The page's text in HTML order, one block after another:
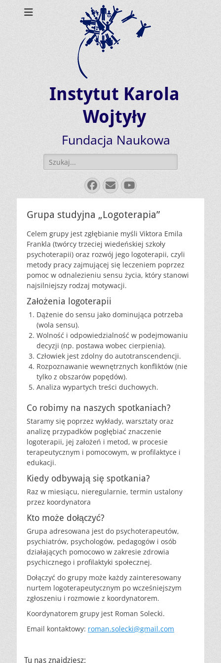
Instytut Karola
Wojtyły
Fundacja Naukowa
Szukaj:
Facebook
E-
mail
YouTube
Grupa studyjna „Logoterapia”
Celem grupy jest zgłębianie myśli Viktora Emila
Frankla (twórcy trzeciej wiedeńskiej szkoły
psychoterapii) oraz rozwój jego logoterapii, czyli
metody pracy zajmującej się leczeniem poprzez
pomoc w odnalezieniu sensu życia, który stanowi
najsilniejszy rodzaj motywacji.
Założenia logoterapii
Dążenie do sensu jako dominująca potrzeba
(wola sensu).
Wolność i odpowiedzialność w podejmowaniu
decyzji (np. postawa wobec cierpienia).
Człowiek jest zdolny do autotranscendencji.
Rozpoznawanie wewnętrznych konfliktów (nie
tylko z obszarów popędów).
Analiza wypartych treści duchowych.
Co robimy na naszych spotkaniach?
Staramy się poprzez wykłady, warsztaty oraz
analizę przypadków pogłębiać znaczenie
logoterapii, jej założeń i metod, w procesie
terapeutycznym i pomocowym, w profilaktyce i
edukacji.
Kiedy odbywają się spotkania?
Raz w miesiącu, nieregularnie, termin ustalony
przez koordynatora
Kto może dołączyć?
Grupa adresowana jest do psychoterapeutów,
psychiatrów, psychologów, pedagogów i osób
działających pomocowo w zakresie zdrowia
psychicznego i profilaktyki społecznej.
Dołączyć do grupy może każdy zainteresowany
nurtem logoterapeutycznym po wcześniejszym
zgłoszeniu i rozmowie z koordynatorem.
Koordynatorem grupy jest Roman Solecki.
Email kontaktowy: roman.solecki@gmail.com
Tu nas znajdziesz: